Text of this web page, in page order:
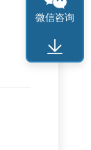
微信咨询